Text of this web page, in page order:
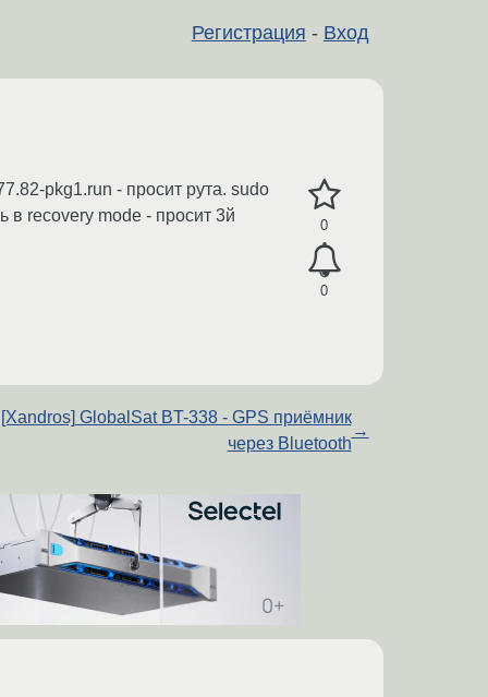
Регистрация - Вход
0
0
pkg1.run - просит рута. sudo
в recovery mode - просит 3й
[Xandros] GlobalSat BT-338 - GPS приёмник
через Bluetooth
→